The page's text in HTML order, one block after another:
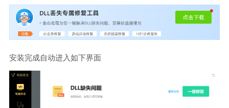
安装完成自动进入如下界面